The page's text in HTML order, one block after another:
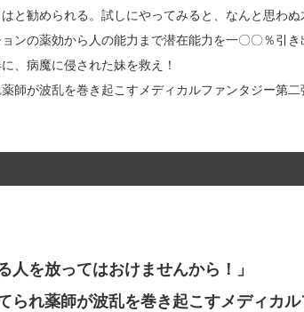
と勧められる。試しにやってみると、なんと思わ
ンの薬効から人の能力まで潜在能力を一〇〇％引
、病魔に侵された妹を救え！
師が波乱を巻き起こすメディカルファンタジー第二
人を放ってはおけませんから！」
られ薬師が波乱を巻き起こすメディカ